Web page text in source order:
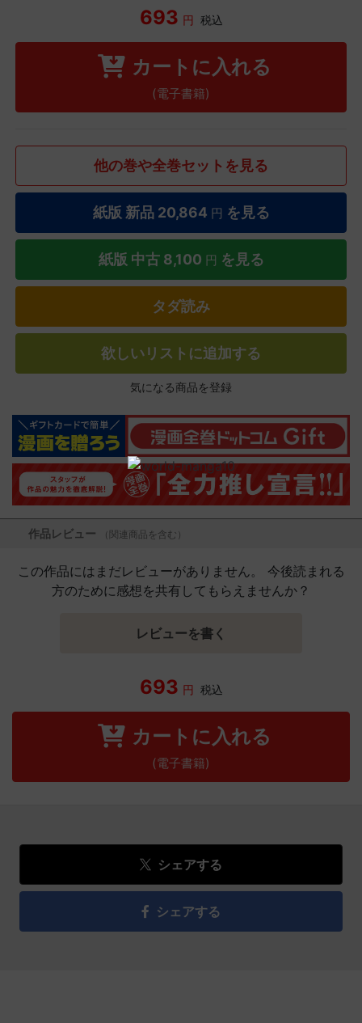
693 円 税込
カートに入れる
(電子書籍)
他の巻や全巻セットを見る
紙版 新品 20,864 円 を見る
紙版 中古 8,100 円 を見る
タダ読み
欲しいリストに追加する
気になる商品を登録
作品レビュー （関連商品を含む）
この作品にはまだレビューがありません。 今後読まれる
方のために感想を共有してもらえませんか？
レビューを書く
693 円 税込
カートに入れる
(電子書籍)
シェアする
シェアする